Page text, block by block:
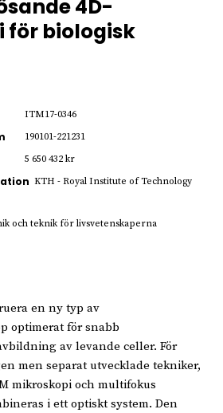
4D-
för biologisk
ITM17-0346
190101-221231
5 650 432 kr
KTH - Royal Institute of Technology
och teknik för livsvetenskaperna
en ny typ av
optimerat för snabb
av levande celler. För
men separat utvecklade tekniker,
mikroskopi och multifokus
i ett optiskt system. Den